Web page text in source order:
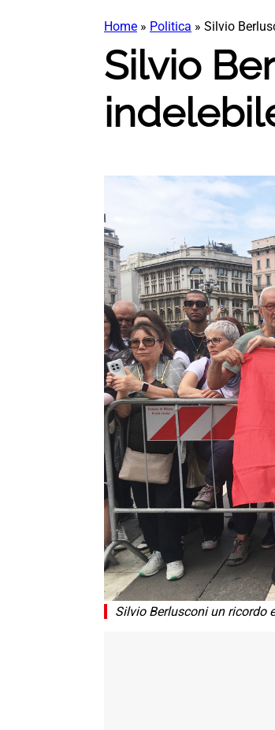
Home » Politica » Silvio
Silvio
Silvio Berlusconi un ricordo